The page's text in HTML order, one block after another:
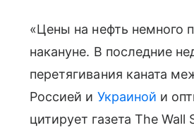
«Цены на нефть немного
накануне. В последние
перетягивания каната
Россией и Украиной и
цитирует газета The